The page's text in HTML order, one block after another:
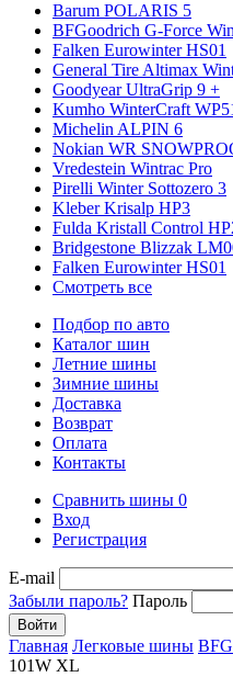
Barum POLARIS 5
BFGoodrich G-Force
Falken Eurowinter HS01
General Tire Altimax
Goodyear UltraGrip 9 +
Kumho WinterCraft
Michelin ALPIN 6
Nokian WR
Vredestein Wintrac Pro
Pirelli Winter Sottozero 3
Kleber Krisalp HP3
Fulda Kristall Control
Bridgestone Blizzak
Falken Eurowinter HS01
Смотреть все
Подбор по авто
Каталог шин
Летние шины
Зимние шины
Доставка
Возврат
Оплата
Контакты
Сравнить шины 0
Вход
Регистрация
E-mail
Забыли пароль? Пароль
Войти
Главная Легковые шины
101W XL